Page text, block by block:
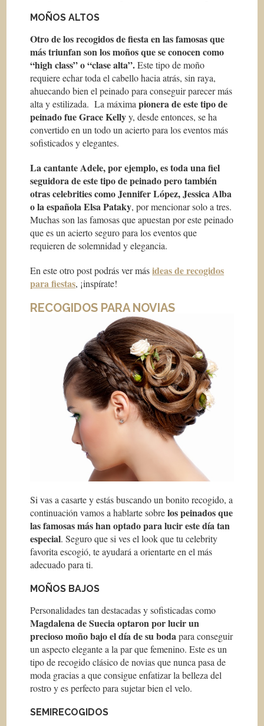
MOÑOS ALTOS
Otro de los recogidos de fiesta en las famosas que
más triunfan son los moños que se conocen como
“high class” o “clase alta”.Este tipo de moño
requiere echar toda el cabello hacia atrás, sin raya,
ahuecando bien el peinado para conseguir parecer más
alta y estilizada. La máximapionera de este tipo de
peinado fue Grace Kellyy, desde entonces, se ha
convertido en un todo un acierto para los eventos más
sofisticados y elegantes.
La cantante Adele, por ejemplo, es toda una fiel
seguidora de este tipo de peinado pero también
otrascelebritiescomo Jennifer López, Jessica Alba
o la española Elsa Pataky, por mencionar solo a tres.
Muchas son las famosas que apuestan por este peinado
que es un acierto seguro para los eventos que
requieren de solemnidad y elegancia.
En este otro post podrás ver másideas de recogidos
para fiestas, ¡inspírate!
RECOGIDOS PARA NOVIAS
Si vas a casarte y estás buscando un bonito recogido, a
continuación vamos a hablarte sobrelos peinados que
las famosas más han optado para lucir este día tan
especial. Seguro que si ves el look que tu celebrity
favorita escogió, te ayudará a orientarte en el más
adecuado para ti.
MOÑOS BAJOS
Personalidades tan destacadas y sofisticadas como
Magdalena de Suecia optaron por lucir un
precioso moño bajo el día de su bodapara conseguir
un aspecto elegante a la par que femenino. Este es un
tipo de recogido clásico de novias que nunca pasa de
moda gracias a que consigue enfatizar la belleza del
rostro y es perfecto para sujetar bien el velo.
SEMIRECOGIDOS